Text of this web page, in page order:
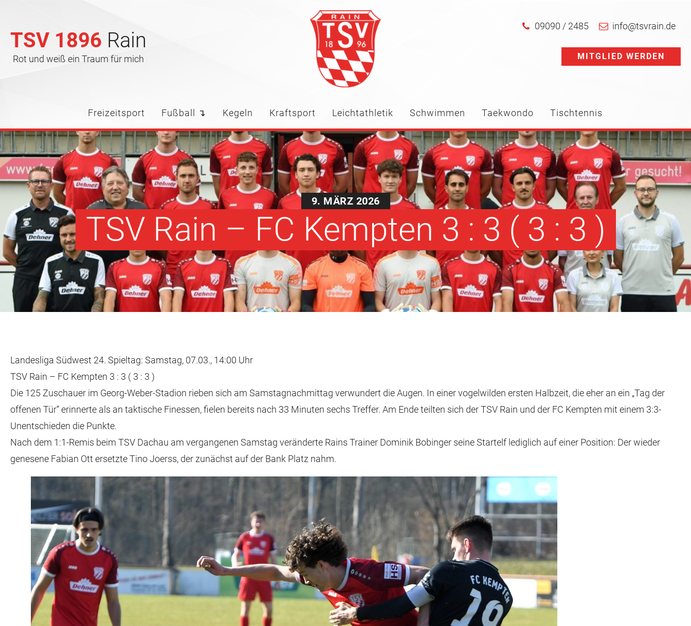
TSV 1896 Rain
Rot und weiß ein Traum für mich
09090 / 2485 info@tsvrain.de
MITGLIED WERDEN
Freizeitsport Fußball ↴ Kegeln Kraftsport Leichtathletik Schwimmen Taekwondo Tischtennis
9. MÄRZ 2026
TSV Rain – FC Kempten 3 : 3 ( 3 : 3 )
Landesliga Südwest 24. Spieltag: Samstag, 07.03., 14:00 Uhr
TSV Rain – FC Kempten 3 : 3 ( 3 : 3 )
Die 125 Zuschauer im Georg-Weber-Stadion rieben sich am Samstagnachmittag verwundert die Augen. In einer vogelwilden ersten Halbzeit, die eher an ein „Tag der
offenen Tür“ erinnerte als an taktische Finessen, fielen bereits nach 33 Minuten sechs Treffer. Am Ende teilten sich der TSV Rain und der FC Kempten mit einem 3:3-
Unentschieden die Punkte.
Nach dem 1:1-Remis beim TSV Dachau am vergangenen Samstag veränderte Rains Trainer Dominik Bobinger seine Startelf lediglich auf einer Position: Der wieder
genesene Fabian Ott ersetzte Tino Joerss, der zunächst auf der Bank Platz nahm.